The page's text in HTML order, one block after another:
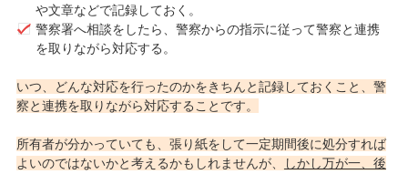
や文章などで記録しておく。
警察署へ相談をしたら、警察からの指示に従って警察と連携
を取りながら対応する。
いつ、どんな対応を行ったのかをきちんと記録しておくこと、警
察と連携を取りながら対応することです。
所有者が分かっていても、張り紙をして一定期間後に処分すれば
よいのではないかと考えるかもしれませんが、
しかし万が一、後